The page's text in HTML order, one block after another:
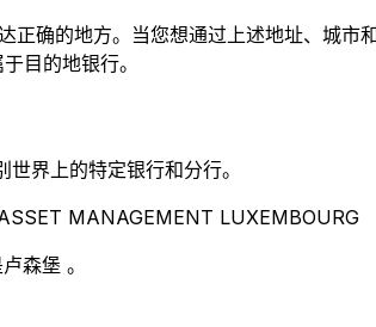
正确的地方。当您想通过上述地址、城
目的地银行。
界上的特定银行和分行。
MANAGEMENT LUXEMBOURG
森堡 。